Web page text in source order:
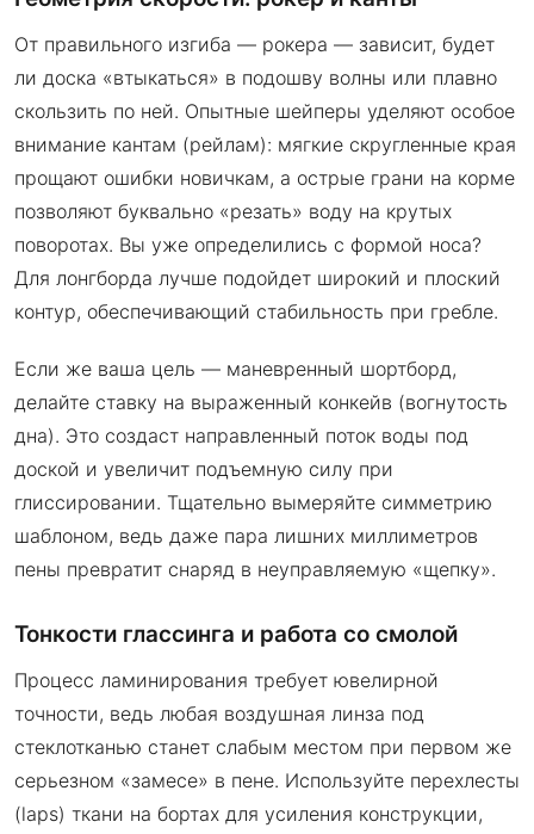
От правильного изгиба — рокера — зависит, будет
ли доска «втыкаться» в подошву волны или плавно
скользить по ней. Опытные шейперы уделяют особое
внимание кантам (рейлам): мягкие скругленные края
прощают ошибки новичкам, а острые грани на корме
позволяют буквально «резать» воду на крутых
поворотах. Вы уже определились с формой носа?
Для лонгборда лучше подойдет широкий и плоский
контур, обеспечивающий стабильность при гребле.
Если же ваша цель — маневренный шортборд,
делайте ставку на выраженный конкейв (вогнутость
дна). Это создаст направленный поток воды под
доской и увеличит подъемную силу при
глиссировании. Тщательно вымеряйте симметрию
шаблоном, ведь даже пара лишних миллиметров
пены превратит снаряд в неуправляемую «щепку».
Тонкости глассинга и работа со смолой
Процесс ламинирования требует ювелирной
точности, ведь любая воздушная линза под
стеклотканью станет слабым местом при первом же
серьезном «замесе» в пене. Используйте перехлесты
(laps) ткани на бортах для усиления конструкции,